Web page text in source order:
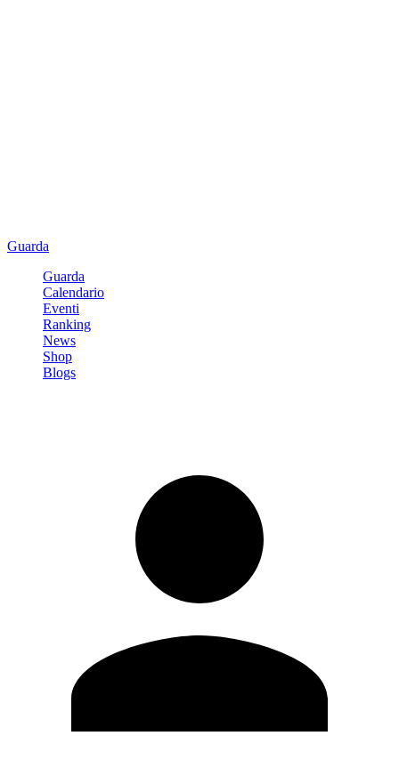
Guarda
Guarda
Calendario
Eventi
Ranking
News
Shop
Blogs